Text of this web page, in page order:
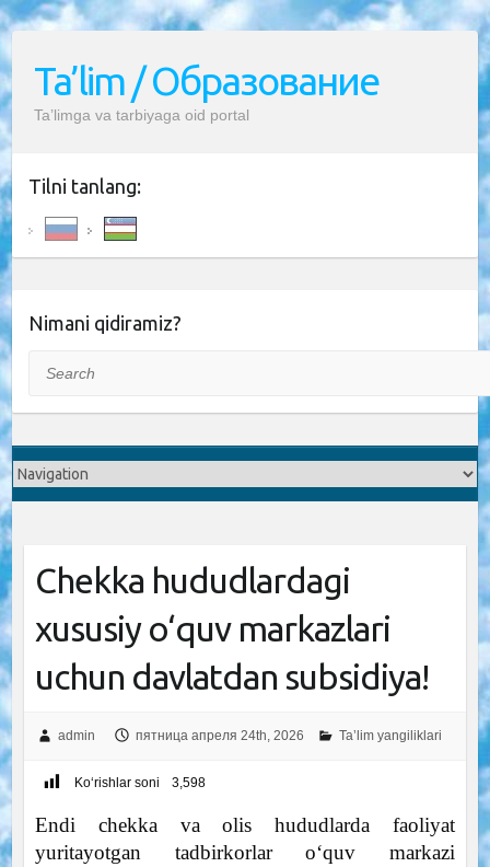
Ta’lim / Образование
Ta’limga va tarbiyaga oid portal
Tilni tanlang:
Nimani qidiramiz?
Chekka hududlardagi
xususiy o‘quv markazlari
uchun davlatdan subsidiya!
admin пятница апреля 24th, 2026 Ta’lim yangiliklari
Ko‘rishlar soni 3,598
Endi chekka va olis hududlarda faoliyat
yuritayotgan tadbirkorlar o‘quv markazi